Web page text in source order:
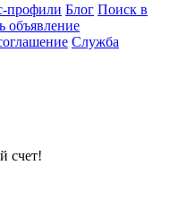
профили Блог Поиск в
объявление
Служба
счет!